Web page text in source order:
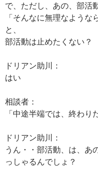
で、ただし、あの、部活
「そんなに無理なような
と、
部活動は止めたくない？
ドリアン助川：
はい
相談者：
「中途半端では、終わり
ドリアン助川：
うん・・部活動、は、あ
っしゃるんでしょ？